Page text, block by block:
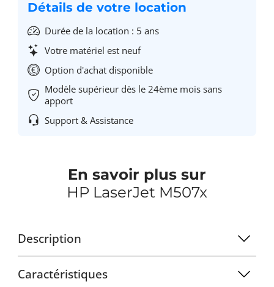
Détails de votre location
Durée de la location : 5 ans
Votre matériel est neuf
Option d'achat disponible
Modèle supérieur dès le 24ème mois sans
apport
Support & Assistance
En savoir plus sur
HP LaserJet M507x
Description
Caractéristiques